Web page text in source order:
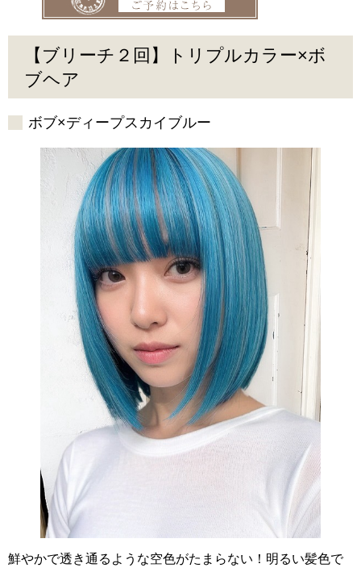
【ブリーチ２回】トリプルカラー×ボ
ブヘア
ボブ×ディープスカイブルー
鮮やかで透き通るような空色がたまらない！明るい髪色で